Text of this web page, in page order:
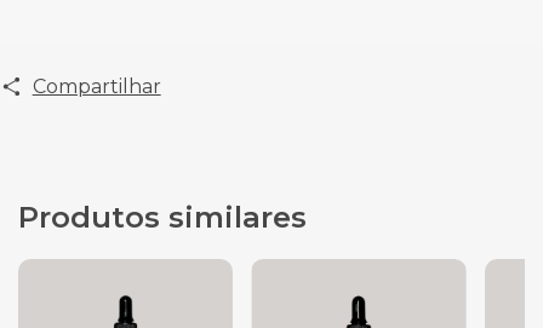
Compartilhar
Produtos similares